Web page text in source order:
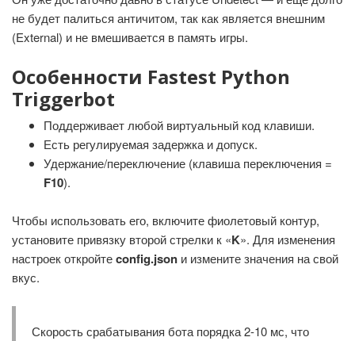
не будет палиться античитом, так как является внешним
(External) и не вмешивается в память игры.
Особенности Fastest Python
Triggerbot
Поддерживает любой виртуальный код клавиши.
Есть регулируемая задержка и допуск.
Удержание/переключение (клавиша переключения =
F10).
Чтобы использовать его, включите фиолетовый контур,
установите привязку второй стрелки к «K». Для изменения
настроек откройтеconfig.json и измените значения на свой
вкус.
Скорость срабатывания бота порядка 2-10 мс, что